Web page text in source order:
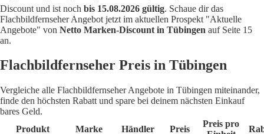
Discount und ist noch bis 15.08.2026 gültig. Schaue dir das
Flachbildfernseher Angebot jetzt im aktuellen Prospekt "Aktuelle
Angebote" von Netto Marken-Discount in Tübingen auf Seite 15
an.
Flachbildfernseher Preis in Tübingen
Vergleiche alle Flachbildfernseher Angebote in Tübingen miteinander,
finde den höchsten Rabatt und spare bei deinem nächsten Einkauf
bares Geld.
Produkt
Marke Händler Preis
Preis pro